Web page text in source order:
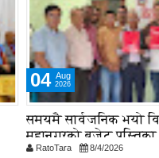
भयो विराटनगर
बजेट पुस्तिका,
प्रक्रिया पनि सुरु
8/4/2026